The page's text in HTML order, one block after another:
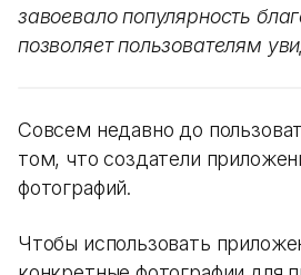
завоевало популярность
позволяет пользователям
Совсем недавно до
том, что создатели
фотографий.
Чтобы использовать